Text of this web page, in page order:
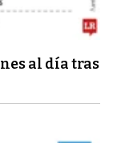
al día tras